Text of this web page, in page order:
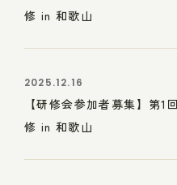
修 in 和歌山
2025.12.16
【研修会参加者募集】第1
修 in 和歌山